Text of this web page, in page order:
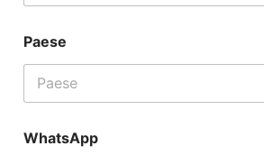
Paese
WhatsApp